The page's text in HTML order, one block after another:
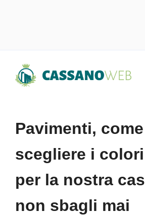
Pavimenti, come
scegliere i
per la nostra
non sbagli mai